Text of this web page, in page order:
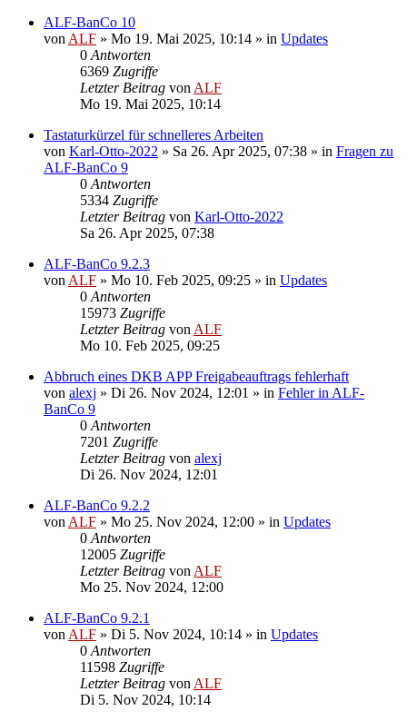
ALF-BanCo 10
von ALF » Mo 19. Mai 2025, 10:14 » in Updates
0 Antworten
6369 Zugriffe
Letzter Beitrag von ALF
Mo 19. Mai 2025, 10:14
Tastaturkürzel für schnelleres Arbeiten
von Karl-Otto-2022 » Sa 26. Apr 2025, 07:38 » in Fragen zu
ALF-BanCo 9
0 Antworten
5334 Zugriffe
Letzter Beitrag von Karl-Otto-2022
Sa 26. Apr 2025, 07:38
ALF-BanCo 9.2.3
von ALF » Mo 10. Feb 2025, 09:25 » in Updates
0 Antworten
15973 Zugriffe
Letzter Beitrag von ALF
Mo 10. Feb 2025, 09:25
Abbruch eines DKB APP Freigabeauftrags fehlerhaft
von alexj » Di 26. Nov 2024, 12:01 » in Fehler in ALF-
BanCo 9
0 Antworten
7201 Zugriffe
Letzter Beitrag von alexj
Di 26. Nov 2024, 12:01
ALF-BanCo 9.2.2
von ALF » Mo 25. Nov 2024, 12:00 » in Updates
0 Antworten
12005 Zugriffe
Letzter Beitrag von ALF
Mo 25. Nov 2024, 12:00
ALF-BanCo 9.2.1
von ALF » Di 5. Nov 2024, 10:14 » in Updates
0 Antworten
11598 Zugriffe
Letzter Beitrag von ALF
Di 5. Nov 2024, 10:14